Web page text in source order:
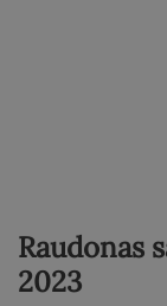
Raudonas
2023